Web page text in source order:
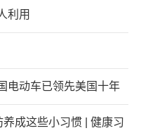
利用
电动车已领先美国十年
养成这些小习惯 | 健康习